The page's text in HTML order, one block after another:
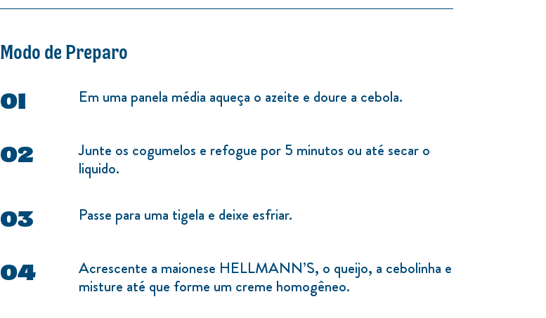
Modo de Preparo
Em uma panela média aqueça o azeite e doure a cebola.
Junte os cogumelos e refogue por 5 minutos ou até secar o
liquido.
Passe para uma tigela e deixe esfriar.
Acrescente a maionese HELLMANN’S, o queijo, a cebolinha e
misture até que forme um creme homogêneo.